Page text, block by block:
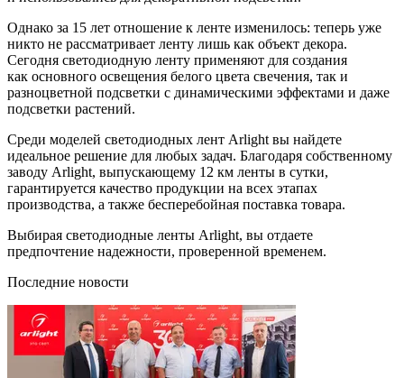
Однако за 15 лет отношение к ленте изменилось: теперь уже
никто не рассматривает ленту лишь как объект декора.
Сегодня светодиодную ленту применяют для создания
как основного освещения белого цвета свечения, так и
разноцветной подсветки с динамическими эффектами и даже
подсветки растений.
Среди моделей светодиодных лент Arlight вы найдете
идеальное решение для любых задач. Благодаря собственному
заводу Arlight, выпускающему 12 км ленты в сутки,
гарантируется качество продукции на всех этапах
производства, а также бесперебойная поставка товара.
Выбирая светодиодные ленты Arlight, вы отдаете
предпочтение надежности, проверенной временем.
Последние новости